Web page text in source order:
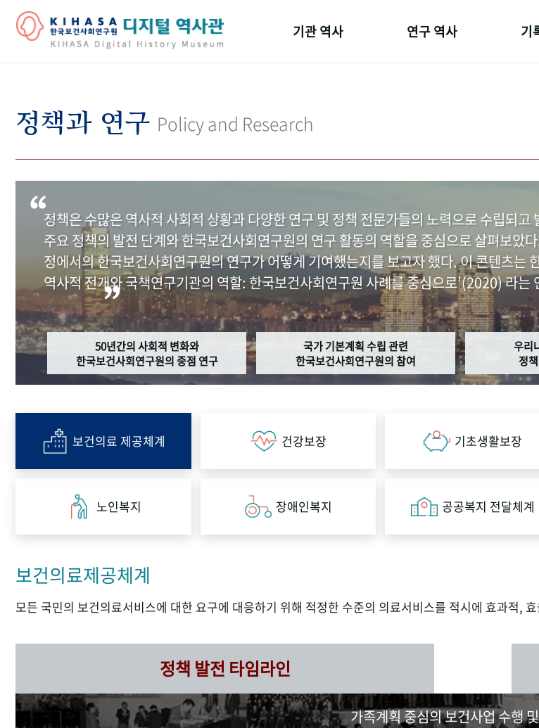
기관 역사
기관 변천사
연구 역사 기
정책과 연구 Policy and Research
정책은 수많은 역사적 사회적 상황과 다양한 연구 및 정책 전문가들의 노력으로 수립되
주요 정책의 발전 단계와 한국보건사회연구원의 연구 활동의 역할을 중심으로 살펴보았
정에서의 한국보건사회연구원의 연구가 어떻게 기여했는지를 보고자 했다. 이 콘텐츠는
역사적 전개와 국책연구기관의 역할: 한국보건사회연구원 사례를 중심으로’(2020) 라
50년간의 사회적 변화와
한국보건사회연구원의 중점 연구
국가 기본계획 수립 관련
한국보건사회연구원의 참여
우리
정
보건의료 제공체계 건강보장 기초생활보장
노인복지 장애인복지 공공복지 전달체계
보건의료제공체계
모든 국민의 보건의료서비스에 대한 요구에 대응하기 위해 적정한 수준의 의료서비스를 적시에 효과적,
정책 발전 타임라인
가족계획 중심의 보건사업 수행